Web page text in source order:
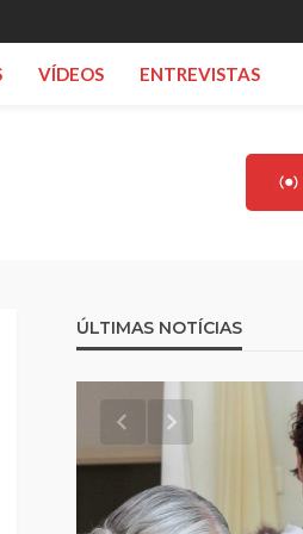
VÍDEOS ENTREVISTAS
ÚLTIMAS NOTÍCIAS